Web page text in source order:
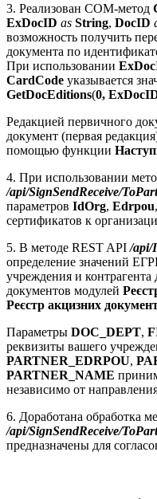
3. Реализован СОМ-метод
ExDocID as String, DocID
возможность получить
документа по
При использовании
CardCode указывается
GetDocEditions(0,
Редакцией первичного
документ (первая
помощью функции
4. При использовании
/api/SignSendReceive/
параметров IdOrg, Edrpou,
сертификатов к
5. В методе REST API/api/
определение значений
учреждения и
документов модулей
Реєстр акцизних
Параметры DOC_DEPT,
реквизиты вашего
PARTNER_EDRPOU,
PARTNER_NAME
независимо от
6. Доработана обработка
/api/SignSendReceive/
предназначены для